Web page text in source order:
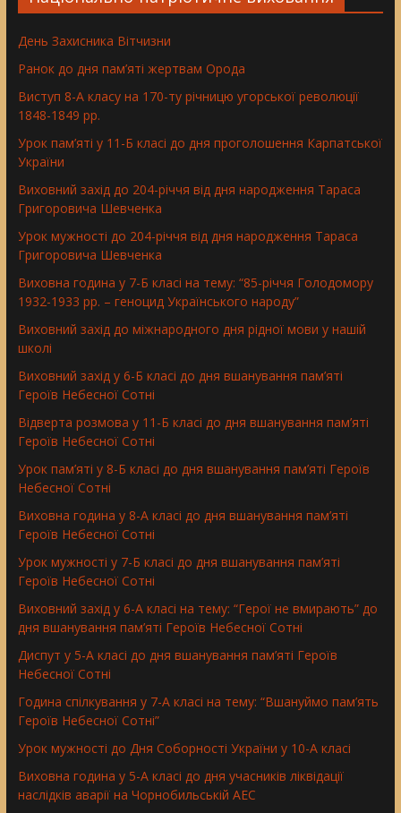
День Захисника Вітчизни
Ранок до дня пам’яті жертвам Орода
Виступ 8-А класу на 170-ту річницю угорської революції
1848-1849 рр.
Урок пам’яті у 11-Б класі до дня проголошення Карпатської
України
Виховний захід до 204-річчя від дня народження Тараса
Григоровича Шевченка
Урок мужності до 204-річчя від дня народження Тараса
Григоровича Шевченка
Виховна година у 7-Б класі на тему: “85-річчя Голодомору
1932-1933 рр. – геноцид Українського народу”
Виховний захід до міжнародного дня рідної мови у нашій
школі
Виховний захід у 6-Б класі до дня вшанування пам’яті
Героїв Небесної Сотні
Відверта розмова у 11-Б класі до дня вшанування пам’яті
Героїв Небесної Сотні
Урок пам’яті у 8-Б класі до дня вшанування пам’яті Героїв
Небесної Сотні
Виховна година у 8-А класі до дня вшанування пам’яті
Героїв Небесної Сотні
Урок мужності у 7-Б класі до дня вшанування пам’яті
Героїв Небесної Сотні
Виховний захід у 6-А класі на тему: “Герої не вмирають” до
дня вшанування пам’яті Героїв Небесної Сотні
Диспут у 5-А класі до дня вшанування пам’яті Героїв
Небесної Сотні
Година спілкування у 7-А класі на тему: “Вшануймо пам’ять
Героїв Небесної Сотні”
Урок мужності до Дня Соборності України у 10-А класі
Виховна година у 5-А класі до дня учасників ліквідації
наслідків аварії на Чорнобильській АЕС